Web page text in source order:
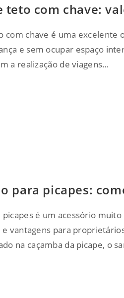
teto com chave:
com chave é uma excelente
e sem ocupar espaço
a realização de viagens…
para picapes:
picapes é um acessório
vantagens para
na caçamba da picape, o